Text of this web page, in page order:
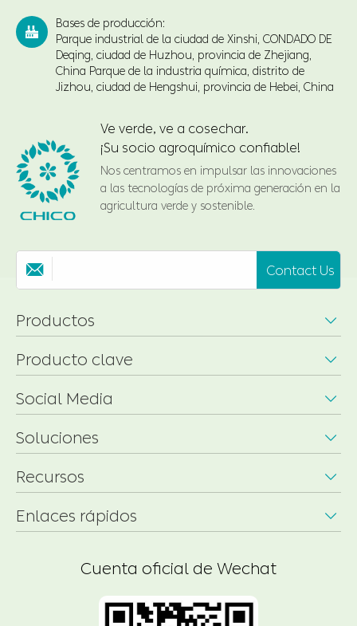

Bases de producción:
Parque industrial de la ciudad de Xinshi, CONDADO DE
Deqing, ciudad de Huzhou, provincia de Zhejiang,
China Parque de la industria química, distrito de
Jizhou, ciudad de Hengshui, provincia de Hebei, China
Ve verde, ve a cosechar.
¡Su socio agroquímico confiable!
Nos centramos en impulsar las innovaciones
a las tecnologías de próxima generación en la
agricultura verde y sostenible.
 Contact Us
Productos 
Producto clave 
Social Media 
Soluciones 
Recursos 
Enlaces rápidos 
Cuenta oficial de Wechat